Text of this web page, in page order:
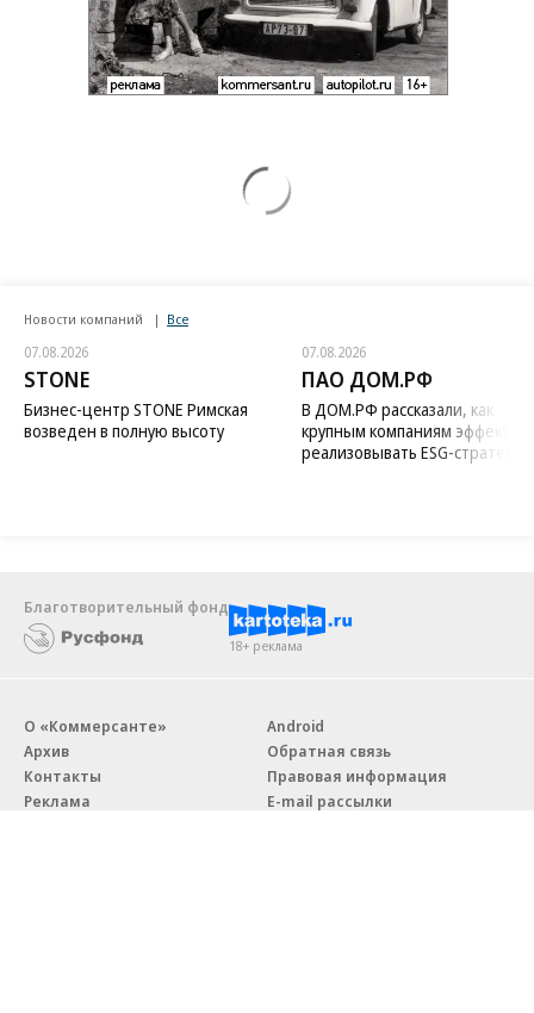
Новости компаний Все
07.08.2026
STONE
Бизнес-центр STONE Римская
возведен в полную высоту
07.08.2026
ПАО ДОМ.РФ
В ДОМ.РФ рассказали, как
крупным компаниям
реализовывать ESG-стратегию
Благотворительный фонд
18+ реклама
О «Коммерсанте»
Архив
Контакты
Реклама
Android
Обратная связь
Правовая информация
E-mail рассылки